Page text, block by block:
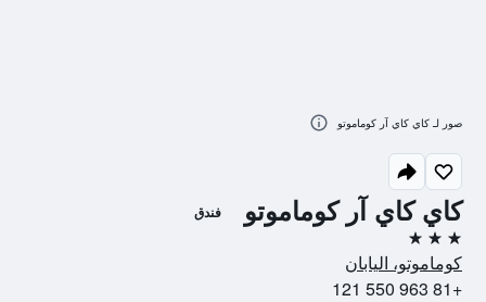
كاي كاي آر كوماموتو فندق
3 نجوم
كوماموتو، اليابان
+81 963 550 121
صور لـ كاي كاي آر كوماموتو